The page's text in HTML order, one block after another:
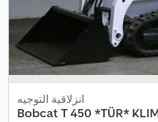
انزلاقية التوجيه
Bobcat T 450 *TÜR*